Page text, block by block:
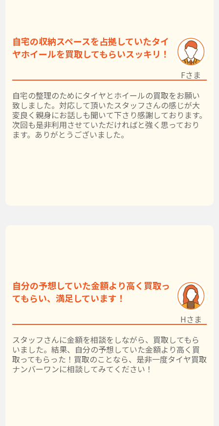
自宅の収納スペースを占拠していたタイ
ヤホイールを買取してもらいスッキリ！
自宅の整理のためにタイヤとホイールの買取をお願い
致しました。対応して頂いたスタッフさんの感じが大
変良く親身にお話しも聞いて下さり感謝しております。
次回も是非利用させていただければと強く思っており
ます。ありがとうございました。
Fさま
自分の予想していた金額より高く買取っ
てもらい、満足しています！
スタッフさんに金額を相談をしながら、買取してもら
いました。結果、自分の予想していた金額より高く買
取ってもらった！買取のことなら、是非一度タイヤ買取
ナンバーワンに相談してみてください！
Hさま